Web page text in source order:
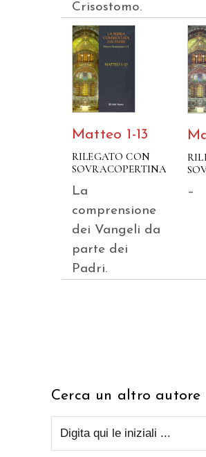
Crisostomo.
Matteo 1-13
RILEGATO CON
SOVRACOPERTINA
La
comprensione
dei Vangeli da
parte dei
Padri.
–
Cerca un altro autore